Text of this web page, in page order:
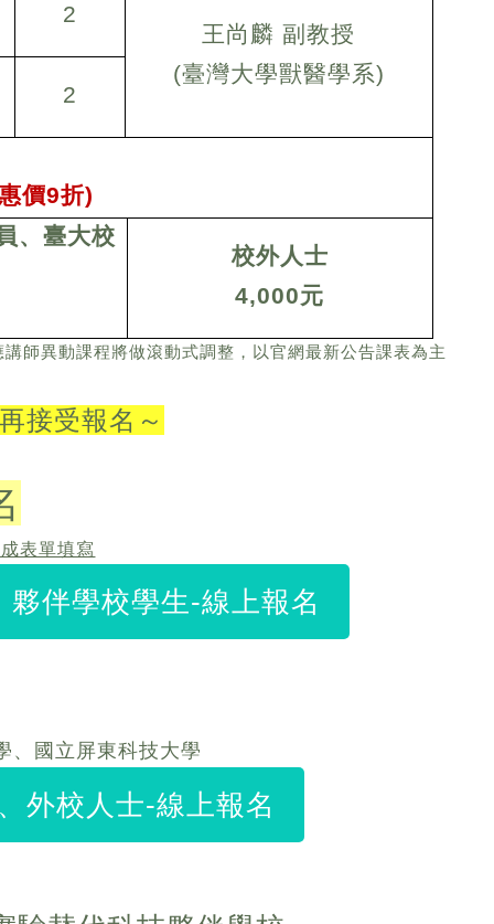
2
王尚麟 副教授
(臺灣大學獸醫學系)
2
價9折)
、臺大校
校外人士
4,000元
講師異動課程將做滾動式調整，以官網最新公告課表為主
接受報名～
表單填寫
伴學校學生-線上報名
、國立屏東科技大學
外校人士-線上報名